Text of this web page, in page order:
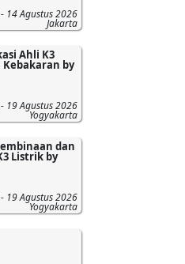
14 Agustus 2026
Jakarta
Ahli K3
Kebakaran by
19 Agustus 2026
Yogyakarta
dan
Listrik by
19 Agustus 2026
Yogyakarta